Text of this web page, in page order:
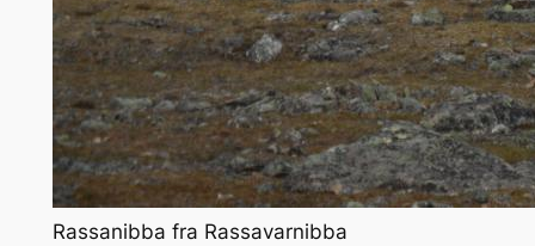
Rassanibba fra Rassavarnibba